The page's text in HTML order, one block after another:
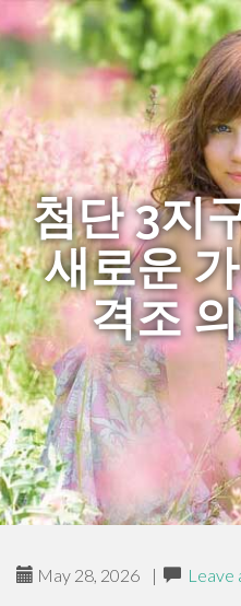
첨단 3지
새로운
격조
May 28, 2026 | Leave